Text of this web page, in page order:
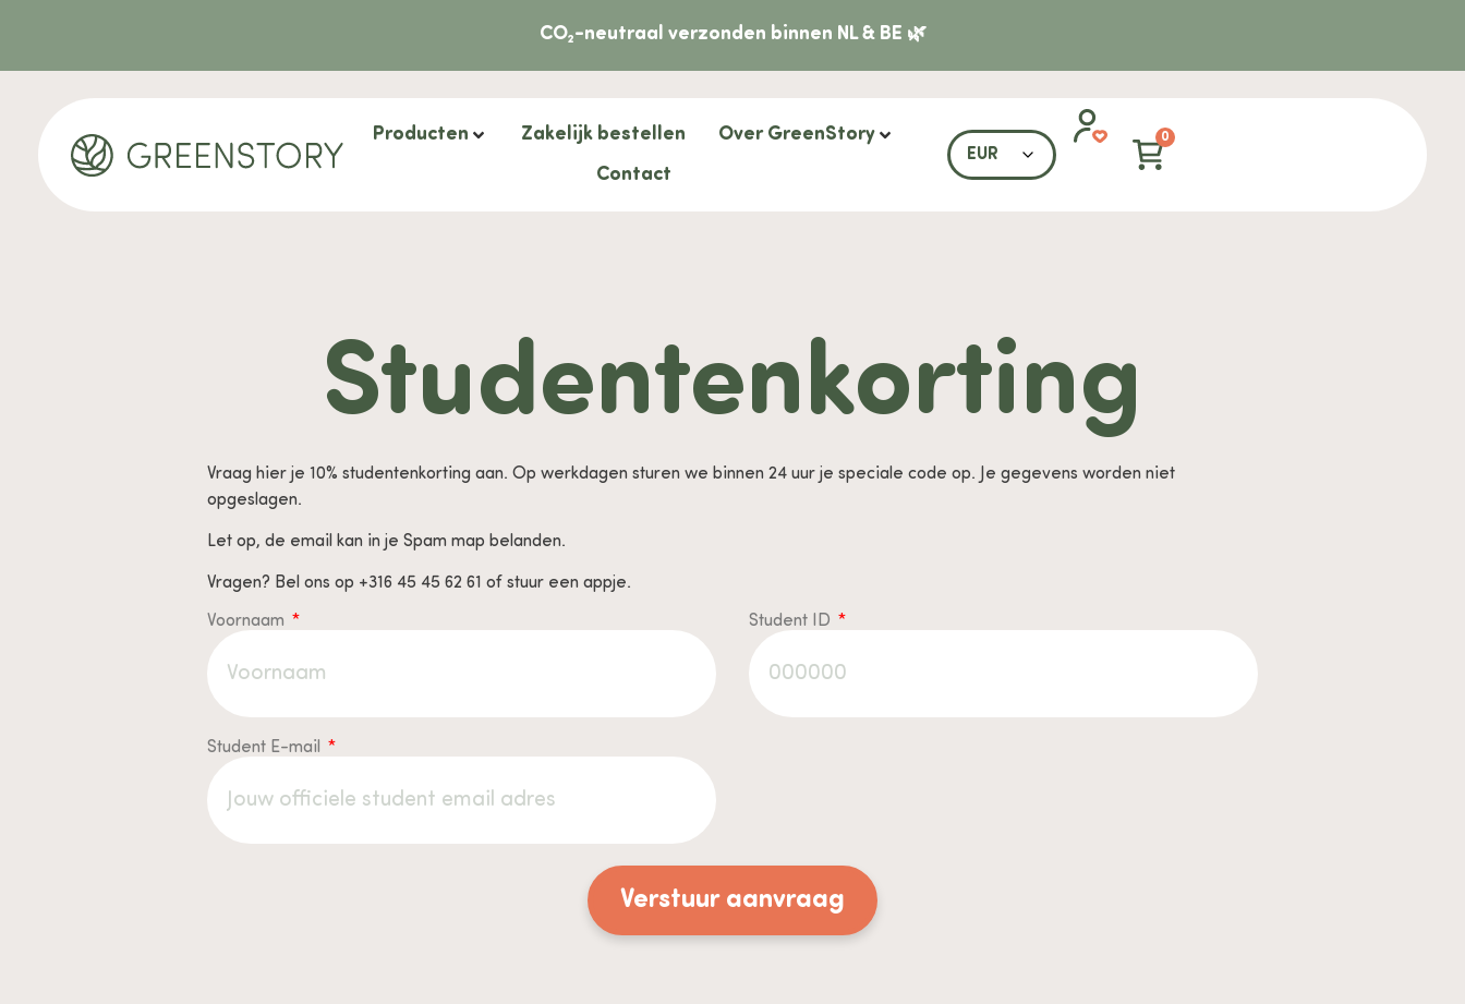
CO₂-neutraal verzonden binnen NL & BE 🌿
Producten Zakelijk bestellen
Over GreenStory
Contact
0
Studentenkorting
Vraag hier je 10% studentenkorting aan. Op werkdagen sturen we binnen 24 uur je speciale code op. Je gegevens worden niet
opgeslagen.
Let op, de email kan in je Spam map belanden.
Vragen? Bel ons op +316 45 45 62 61 of stuur een appje.
Voornaam Student ID
Student E-mail
Verstuur aanvraag